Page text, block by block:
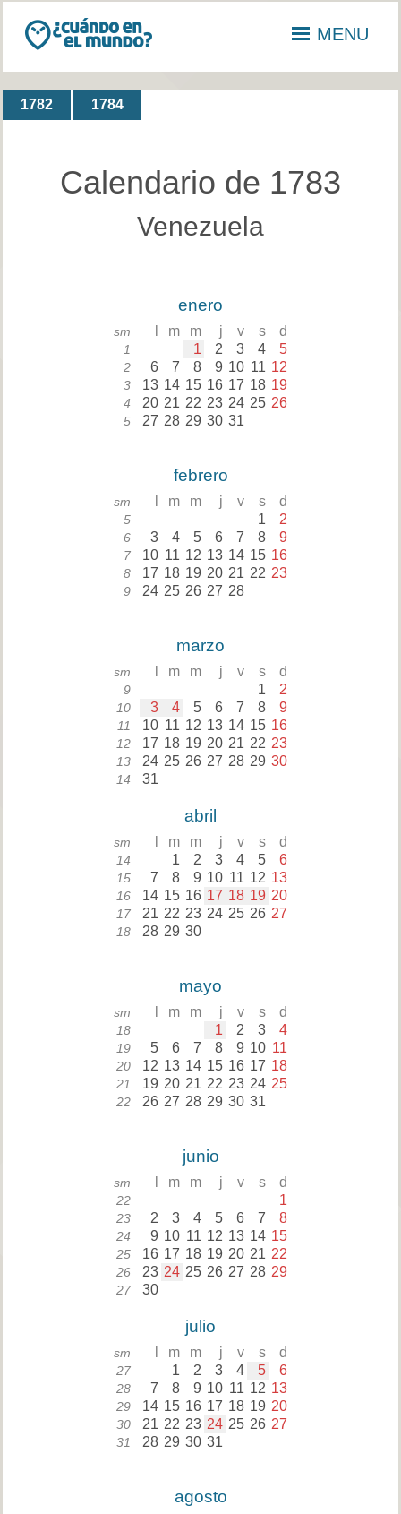
MENU
1782 1784
Calendario de 1783
Venezuela
enero
sm m m j v s d
1 1 2 3 4 5
2 6 7 8 9 10 11 12
3 13 14 15 16 17 18 19
4 20 21 22 23 24 25 26
5 27 28 29 30 31
febrero
sm m m j v s d
5 1 2
6 3 4 5 6 7 8 9
7 10 11 12 13 14 15 16
8 17 18 19 20 21 22 23
9 24 25 26 27 28
marzo
sm m m j v s d
9 1 2
10 3 4 5 6 7 8 9
11 10 11 12 13 14 15 16
12 17 18 19 20 21 22 23
13 24 25 26 27 28 29 30
14 31
abril
sm m m j v s d
14 1 2 3 4 5 6
15 7 8 9 10 11 12 13
16 14 15 16 17 18 19 20
17 21 22 23 24 25 26 27
18 28 29 30
mayo
sm m m j v s d
18 1 2 3 4
19 5 6 7 8 9 10 11
20 12 13 14 15 16 17 18
21 19 20 21 22 23 24 25
22 26 27 28 29 30 31
junio
sm m m j v s d
22 1
23 2 3 4 5 6 7 8
24 9 10 11 12 13 14 15
25 16 17 18 19 20 21 22
26 23 24 25 26 27 28 29
27 30
julio
sm m m j v s d
27 1 2 3 4 5 6
28 7 8 9 10 11 12 13
29 14 15 16 17 18 19 20
30 21 22 23 24 25 26 27
31 28 29 30 31
agosto